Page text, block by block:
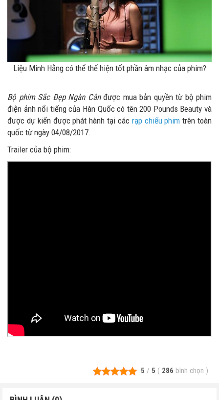
Liệu Minh Hằng có thể thể hiện tốt phần âm nhạc của phim?
Bộ phim Sắc Đẹp Ngàn Cânđược mua bản quyền từ bộ phim
điện ảnh nổi tiếng của Hàn Quốc có tên 200 Pounds Beauty và
được dự kiến được phát hành tại các rạp chiếu phim trên toàn
quốc từ ngày 04/08/2017.
Trailer của bộ phim:
5 / 5 ( 286 bình chọn )